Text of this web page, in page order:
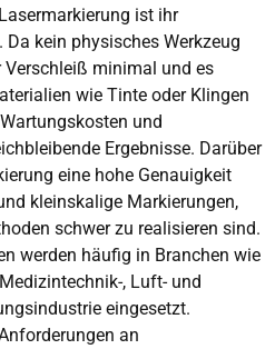
ist ihr
kein physisches Werkzeug
minimal und es
wie Tinte oder Klingen
und
Ergebnisse. Darüber
eine hohe Genauigkeit
kleinskalige Markierungen,
schwer zu realisieren sind.
werden häufig in Branchen wie
, Luft- und
eingesetzt.
an